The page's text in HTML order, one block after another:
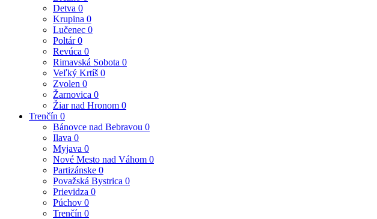
Detva 0
Krupina 0
Lučenec 0
Poltár0
Revúca 0
Rimavská Sobota 0
Veľký Krtíš 0
Zvolen 0
Žarnovica 0
Žiar nad Hronom 0
Trenčín 0
Bánovce nad Bebravou 0
Ilava 0
Myjava 0
Nové Mesto nad Váhom 0
Partizánske 0
Považská Bystrica 0
Prievidza 0
Púchov 0
Trenčín 0